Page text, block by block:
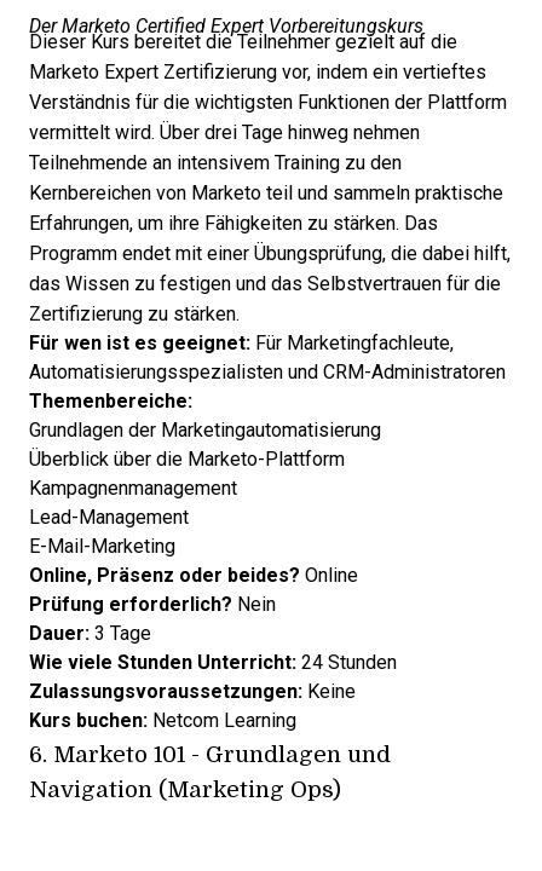
Der Marketo Certified Expert Vorbereitungskurs
Dieser Kurs bereitet die Teilnehmer gezielt auf die
Marketo Expert Zertifizierung vor, indem ein vertieftes
Verständnis für die wichtigsten Funktionen der Plattform
vermittelt wird. Über drei Tage hinweg nehmen
Teilnehmende an intensivem Training zu den
Kernbereichen von Marketo teil und sammeln praktische
Erfahrungen, um ihre Fähigkeiten zu stärken. Das
Programm endet mit einer Übungsprüfung, die dabei hilft,
das Wissen zu festigen und das Selbstvertrauen für die
Zertifizierung zu stärken.
Für wen ist es geeignet: Für Marketingfachleute,
Automatisierungsspezialisten und CRM-Administratoren
Themenbereiche:
Grundlagen der Marketingautomatisierung
Überblick über die Marketo-Plattform
Kampagnenmanagement
Lead-Management
E-Mail-Marketing
Online, Präsenz oder beides? Online
Prüfung erforderlich? Nein
Dauer: 3 Tage
Wie viele Stunden Unterricht: 24 Stunden
Zulassungsvoraussetzungen: Keine
Kurs buchen: Netcom Learning
6. Marketo 101 - Grundlagen und
Navigation (Marketing Ops)